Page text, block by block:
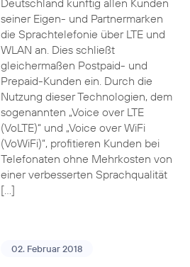
Deutschland künftig allen Kunden
seiner Eigen- und Partnermarken
die Sprachtelefonie über LTE und
WLAN an. Dies schließt
gleichermaßen Postpaid- und
Prepaid-Kunden ein. Durch die
Nutzung dieser Technologien, dem
sogenannten „Voice over LTE
(VoLTE)“ und „Voice over WiFi
(VoWiFi)“, profitieren Kunden bei
Telefonaten ohne Mehrkosten von
einer verbesserten Sprachqualität
[…]
02. Februar 2018